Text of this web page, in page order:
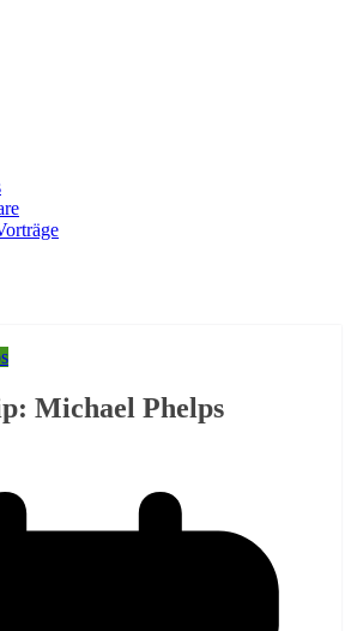
Michael Phelps